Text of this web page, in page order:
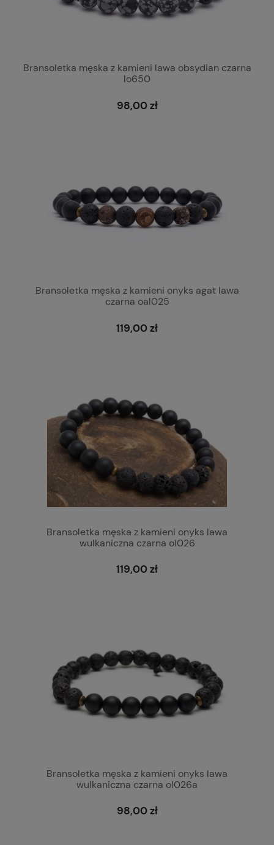
Bransoletka męska z kamieni lawa obsydian czarna
lo650
98,00 zł
Bransoletka męska z kamieni onyks agat lawa
czarna oal025
119,00 zł
Bransoletka męska z kamieni onyks lawa
wulkaniczna czarna ol026
119,00 zł
Bransoletka męska z kamieni onyks lawa
wulkaniczna czarna ol026a
98,00 zł